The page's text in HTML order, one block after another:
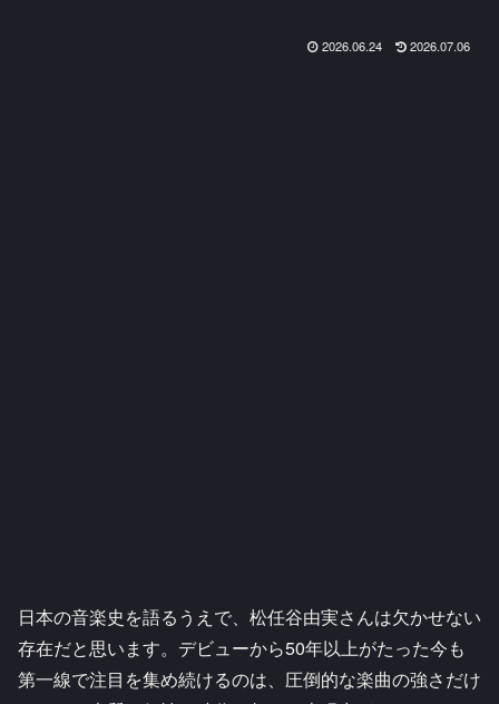
2026.06.24 2026.07.06
日本の音楽史を語るうえで、松任谷由実さんは欠かせない
存在だと思います。デビューから50年以上がたった今も
第一線で注目を集め続けるのは、圧倒的な楽曲の強さだけ